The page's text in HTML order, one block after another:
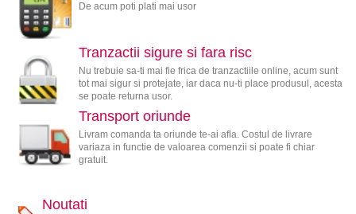
De acum poti plati mai usor
Tranzactii sigure si fara risc
Nu trebuie sa-ti mai fie frica de tranzactiile online, acum sunt
tot mai sigur si protejate, iar daca nu-ti place produsul, acesta
se poate returna usor.
Transport oriunde
Livram comanda ta oriunde te-ai afla. Costul de livrare
variaza in functie de valoarea comenzii si poate fi chiar
gratuit.
Noutati